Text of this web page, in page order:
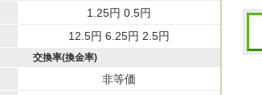
1.25円 0.5円
12.5円 6.25円 2.5円
交換率(換金率)
非等価